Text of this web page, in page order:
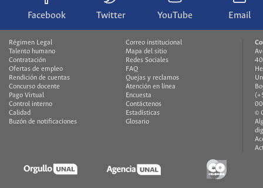
Facebook Twitter YouTube Email
Régimen Legal
Talento humano
Contratación
Ofertas de empleo
Rendición de cuentas
Concurso docente
Pago Virtual
Control interno
Calidad
Buzón de notificaciones
Correo institucional
Mapa del sitio
Redes Sociales
FAQ
Quejas y reclamos
Atención en línea
Encuesta
Contáctenos
Estadísticas
Glosario
©